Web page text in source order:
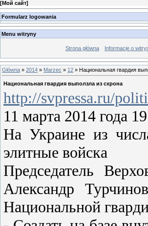
[Мой сайт]
Formularz logowania
Menu witryny
Strona główna Informacje o
Główna » 2014 » Marzec » 12 » Национальная гвардия
Национальная гвардия выползла из схрона
http://svpressa.ru/
11 марта 2014
На Украине из
элитные войска
Председатель
Александр
Национальной